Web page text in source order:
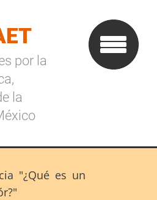
por la
la
"¿Qué es un